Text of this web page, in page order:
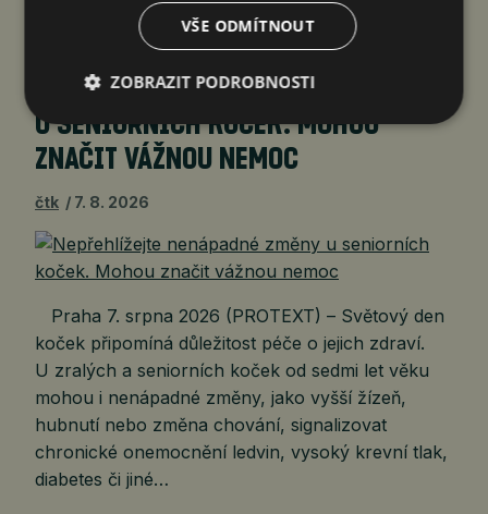
transformaci televize. Alianci Indonesia…
NEPŘEHLÍŽEJTE NENÁPADNÉ ZMĚNY
U SENIORNÍCH KOČEK. MOHOU
ZNAČIT VÁŽNOU NEMOC
čtk 7. 8. 2026
Praha 7. srpna 2026 (PROTEXT) – Světový den
koček připomíná důležitost péče o jejich zdraví.
U zralých a seniorních koček od sedmi let věku
mohou i nenápadné změny, jako vyšší žízeň,
hubnutí nebo změna chování, signalizovat
chronické onemocnění ledvin, vysoký krevní tlak,
diabetes či jiné…
VŠE ODMÍTNOUT
ZOBRAZIT PODROBNOSTI